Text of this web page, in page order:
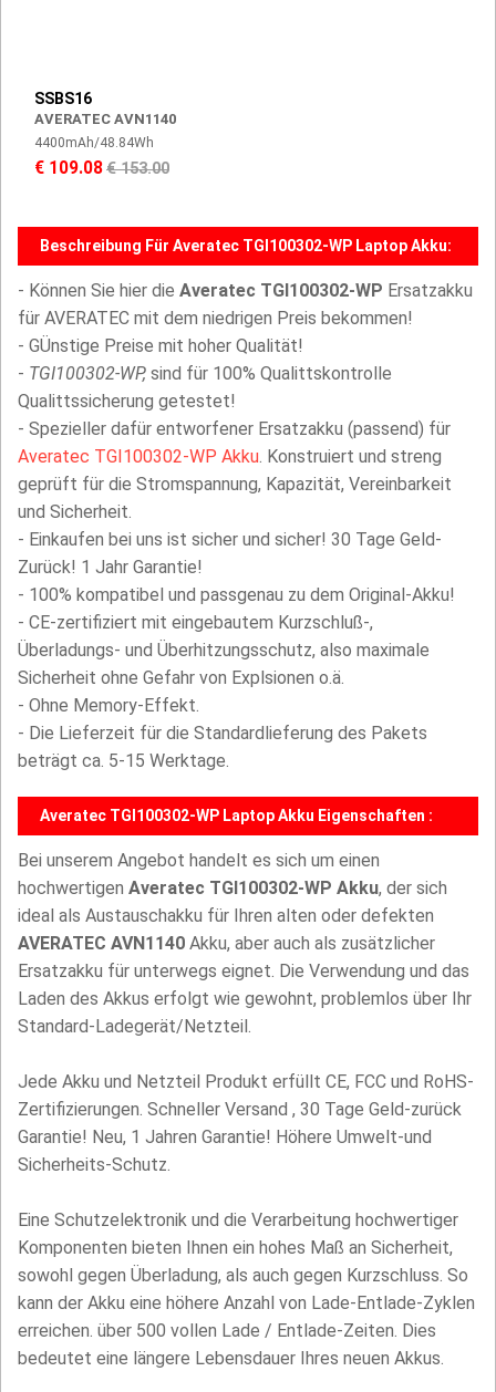
SSBS16
AVERATEC AVN1140
4400mAh/48.84Wh
€ 109.08€ 153.00
Beschreibung Für Averatec TGI100302-WP Laptop Akku:
- Können Sie hier die Averatec TGI100302-WP Ersatzakku
für AVERATEC mit dem niedrigen Preis bekommen!
- GÜnstige Preise mit hoher Qualität!
- TGI100302-WP, sind für 100% Qualittskontrolle
Qualittssicherung getestet!
- Spezieller dafür entworfener Ersatzakku (passend) für
Averatec TGI100302-WP Akku. Konstruiert und streng
geprüft für die Stromspannung, Kapazität, Vereinbarkeit
und Sicherheit.
- Einkaufen bei uns ist sicher und sicher! 30 Tage Geld-
Zurück! 1 Jahr Garantie!
- 100% kompatibel und passgenau zu dem Original-Akku!
- CE-zertifiziert mit eingebautem Kurzschluß-,
Überladungs- und Überhitzungsschutz, also maximale
Sicherheit ohne Gefahr von Explsionen o.ä.
- Ohne Memory-Effekt.
- Die Lieferzeit für die Standardlieferung des Pakets
beträgt ca. 5-15 Werktage.
Averatec TGI100302-WP Laptop Akku Eigenschaften :
Bei unserem Angebot handelt es sich um einen
hochwertigen Averatec TGI100302-WP Akku, der sich
ideal als Austauschakku für Ihren alten oder defekten
AVERATEC AVN1140 Akku, aber auch als zusätzlicher
Ersatzakku für unterwegs eignet. Die Verwendung und das
Laden des Akkus erfolgt wie gewohnt, problemlos über Ihr
Standard-Ladegerät/Netzteil.
Jede Akku und Netzteil Produkt erfüllt CE, FCC und RoHS-
Zertifizierungen. Schneller Versand , 30 Tage Geld-zurück
Garantie! Neu, 1 Jahren Garantie! Höhere Umwelt-und
Sicherheits-Schutz.
Eine Schutzelektronik und die Verarbeitung hochwertiger
Komponenten bieten Ihnen ein hohes Maß an Sicherheit,
sowohl gegen Überladung, als auch gegen Kurzschluss. So
kann der Akku eine höhere Anzahl von Lade-Entlade-Zyklen
erreichen. über 500 vollen Lade / Entlade-Zeiten. Dies
bedeutet eine längere Lebensdauer Ihres neuen Akkus.